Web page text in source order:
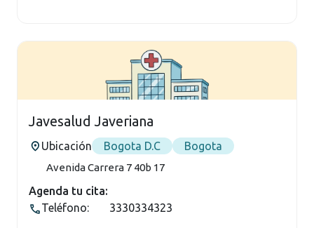
Javesalud Javeriana
Ubicación Bogota D.C Bogota
Avenida Carrera 7 40b 17
Agenda tu cita:
Teléfono:
3330334323